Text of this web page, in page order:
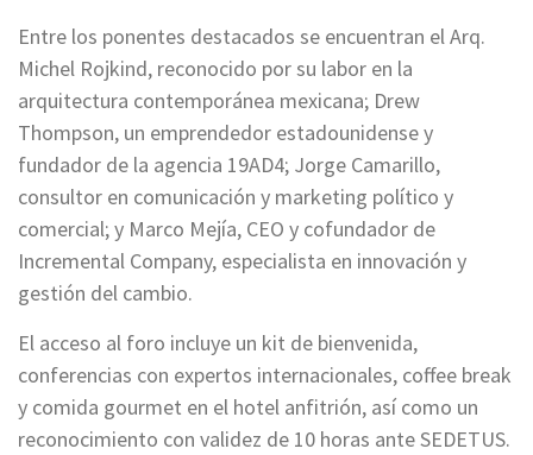
Entre los ponentes destacados se encuentran el Arq.
Michel Rojkind, reconocido por su labor en la
arquitectura contemporánea mexicana; Drew
Thompson, un emprendedor estadounidense y
fundador de la agencia 19AD4; Jorge Camarillo,
consultor en comunicación y marketing político y
comercial; y Marco Mejía, CEO y cofundador de
Incremental Company, especialista en innovación y
gestión del cambio.
El acceso al foro incluye un kit de bienvenida,
conferencias con expertos internacionales, coffee break
y comida gourmet en el hotel anfitrión, así como un
reconocimiento con validez de 10 horas ante SEDETUS.